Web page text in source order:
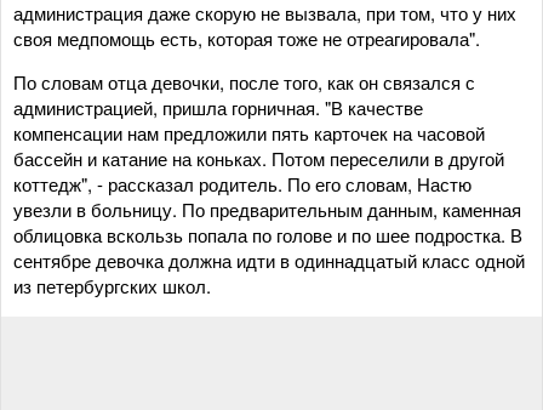
администрация даже скорую не вызвала, при том, что у них
своя медпомощь есть, которая тоже не отреагировала".
По словам отца девочки, после того, как он связался с
администрацией, пришла горничная. "В качестве
компенсации нам предложили пять карточек на часовой
бассейн и катание на коньках. Потом переселили в другой
коттедж", - рассказал родитель. По его словам, Настю
увезли в больницу. По предварительным данным, каменная
облицовка вскользь попала по голове и по шее подростка. В
сентябре девочка должна идти в одиннадцатый класс одной
из петербургских школ.